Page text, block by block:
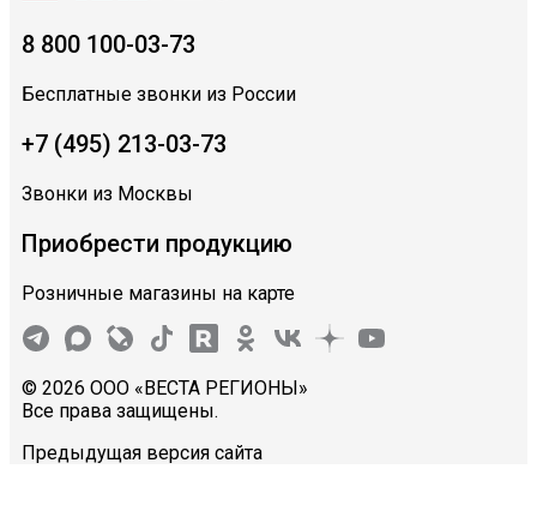
8 800 100-03-73
Бесплатные звонки из России
+7 (495) 213-03-73
Звонки из Москвы
Приобрести продукцию
Розничные магазины на карте
© 2026 ООО «ВЕСТА РЕГИОНЫ»
Все права защищены.
Предыдущая версия сайта